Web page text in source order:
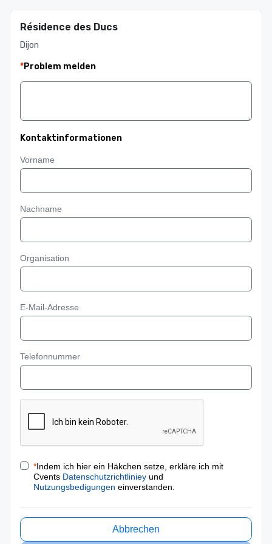
Résidence des Ducs
Dijon
*Problem melden
Kontaktinformationen
Vorname
Nachname
Organisation
E-Mail-Adresse
Telefonnummer
*Indem ich hier ein Häkchen setze, erkläre ich mit
Cvents Datenschutzrichtliniey und
Nutzungsbedigungen einverstanden.
Abbrechen